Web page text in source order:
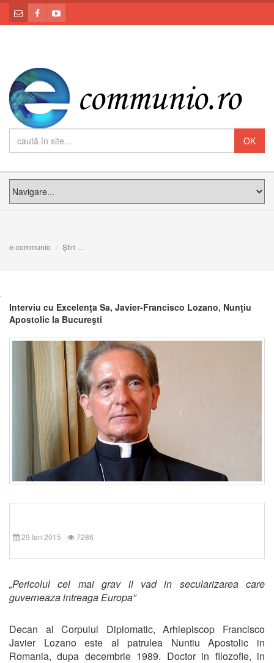
e-communio Știri
Interviu cu Excelenţa Sa, Javier-Francisco Lozano, Nunţiu
Apostolic la Bucureşti
29 Ian 2015 7286
„Pericolul cel mai grav il vad in secularizarea care
guverneaza intreaga Europa”
Decan al Corpului Diplomatic, Arhiepiscop Francisco
Javier Lozano este al patrulea Nuntiu Apostolic in
Romania, dupa decembrie 1989. Doctor in filozofie, in